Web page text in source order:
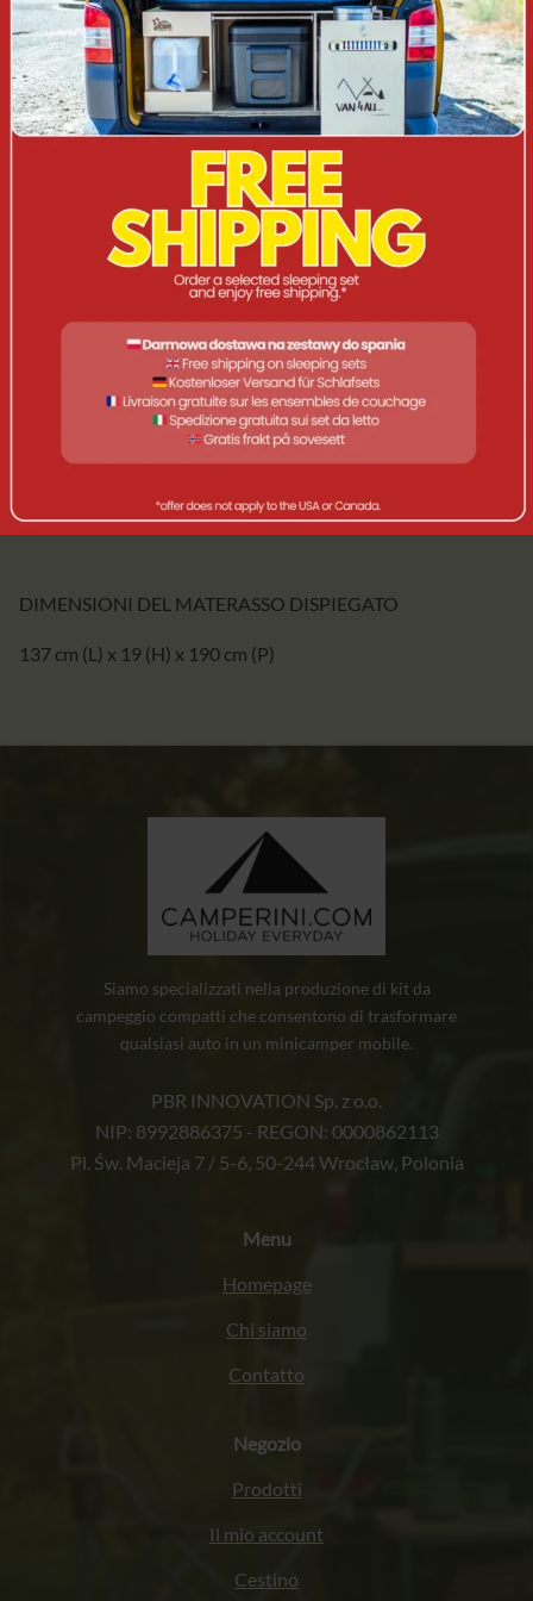
DESCRIZIONE
Godetevi una notte di sonno confortevole e fate il pieno di
energia per le avventure del giorno dopo. Il materasso
gonfiabile utilizza un design a travi per una maggiore
resistenza, fermezza e comfort. È incluso anche un pratico kit
di riparazione. Ideale per uso esterno o interno.
CARATTERISTICHE DEL PRODOTTO;
Top soft-touch
Kit di riparazione
Base in PVC antiperforazione
DIMENSIONI DEL MATERASSO DISPIEGATO
137 cm (L) x 19 (H) x 190 cm (P)
Siamo specializzati nella produzione di kit da
campeggio compatti che consentono di trasformare
qualsiasi auto in un minicamper mobile.
PBR INNOVATION Sp. z o.o.
NIP: 8992886375 - REGON: 0000862113
Pl. Św. Macieja 7 / 5-6, 50-244 Wrocław, Polonia
Menu
Homepage
Chi siamo
Contatto
Negozio
Prodotti
Il mio account
Cestino